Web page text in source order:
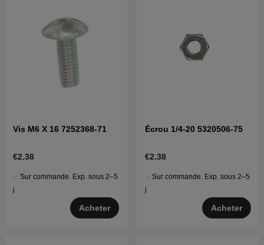
Vis M6 X 16 7252368-71
€2.38
Sur commande. Exp. sous 2–5
j
Acheter
Écrou 1/4-20 5320506-75
€2.38
Sur commande. Exp. sous 2–5
j
Acheter